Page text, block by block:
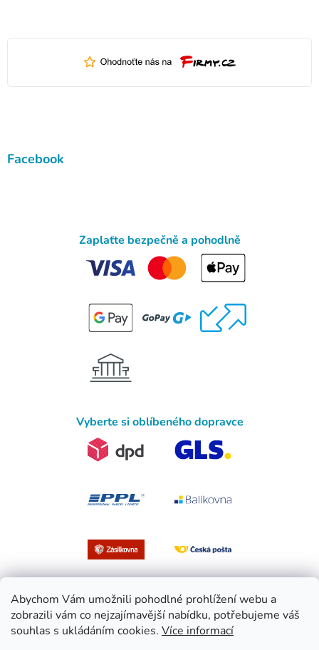
Abychom Vám umožnili pohodlné prohlížení webu a
zobrazili vám co nejzajímavější nabídku, potřebujeme váš
souhlas s ukládáním cookies. Více informací
Facebook
Zaplaťte bezpečně a pohodlně
Vyberte si oblíbeného dopravce